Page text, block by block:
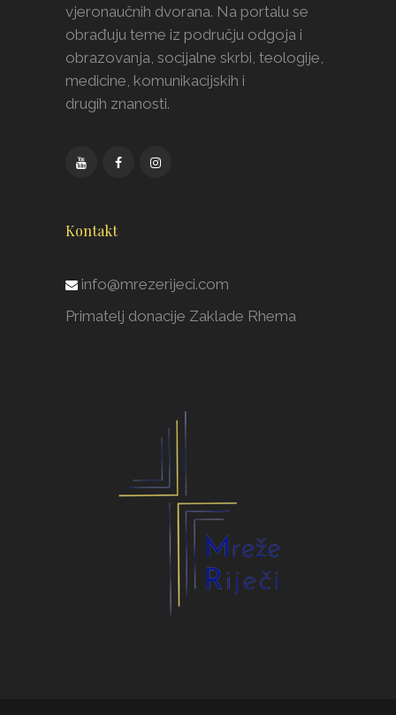
vjeronaučnih dvorana. Na portalu se
obrađuju teme iz području odgoja i
obrazovanja, socijalne skrbi, teologije,
medicine, komunikacijskih i
drugih znanosti.
Kontakt
info@mrezerijeci.com
Primatelj donacije Zaklade Rhema